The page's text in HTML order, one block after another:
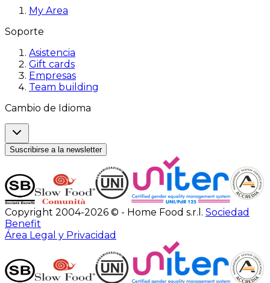
My Area
Soporte
Asistencia
Gift cards
Empresas
Team building
Cambio de Idioma
Suscribirse a la newsletter
Copyright 2004-2026 © - Home Food s.r.l. Sociedad
Benefit
Área Legal y Privacidad